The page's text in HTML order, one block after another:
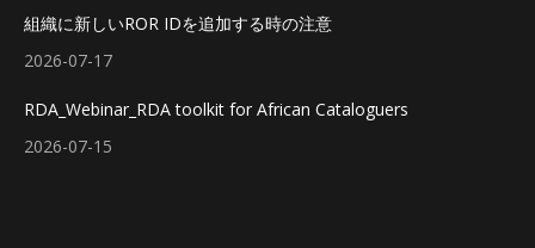
組織に新しいROR IDを追加する時の注意
2026-07-17
RDA_Webinar_RDA toolkit for African Cataloguers
2026-07-15